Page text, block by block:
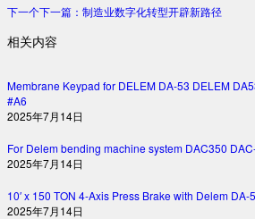
下一个下一篇： 制造业数字化转型开辟新路径
相关内容
Membrane Keypad for DELEM DA-53 DELEM
#A6
2025年7月14日
For Delem bending machine system DAC350
2025年7月14日
10′ x 150 TON 4-Axis Press Brake with Delem
2025年7月14日